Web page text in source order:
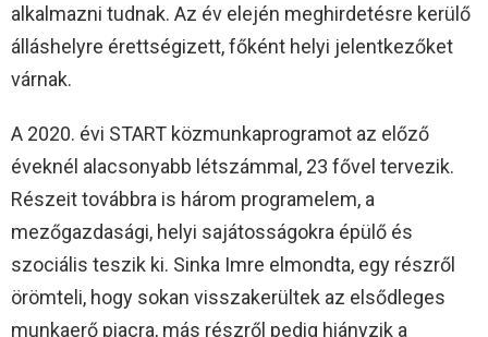
alkalmazni tudnak. Az év elején meghirdetésre kerülő
álláshelyre érettségizett, főként helyi jelentkezőket
várnak.
A 2020. évi START közmunkaprogramot az előző
éveknél alacsonyabb létszámmal, 23 fővel tervezik.
Részeit továbbra is három programelem, a
mezőgazdasági, helyi sajátosságokra épülő és
szociális teszik ki. Sinka Imre elmondta, egy részről
örömteli, hogy sokan visszakerültek az elsődleges
munkaerő piacra, más részről pedig hiányzik a